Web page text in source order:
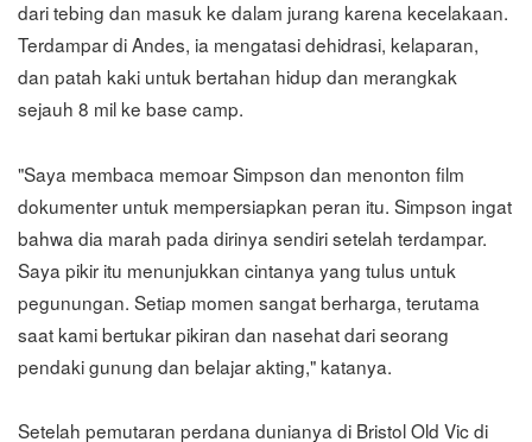
dari tebing dan masuk ke dalam jurang karena kecelakaan.
Terdampar di Andes, ia mengatasi dehidrasi, kelaparan,
dan patah kaki untuk bertahan hidup dan merangkak
sejauh 8 mil ke base camp.
"Saya membaca memoar Simpson dan menonton film
dokumenter untuk mempersiapkan peran itu. Simpson ingat
bahwa dia marah pada dirinya sendiri setelah terdampar.
Saya pikir itu menunjukkan cintanya yang tulus untuk
pegunungan. Setiap momen sangat berharga, terutama
saat kami bertukar pikiran dan nasehat dari seorang
pendaki gunung dan belajar akting," katanya.
Setelah pemutaran perdana dunianya di Bristol Old Vic di